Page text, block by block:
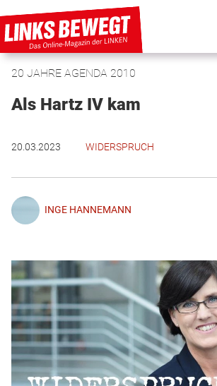
PARTEI IN BEWEGUNG
DISKUSSIONSSTOFF
INTERNATIONAL
20 JAHRE AGENDA 2010
Als Hartz IV kam
20.03.2023 WIDERSPRUCH
INGE HANNEMANN